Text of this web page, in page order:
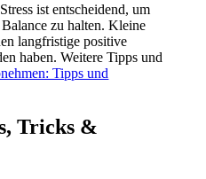
ist entscheidend, um
zu halten. Kleine
langfristige positive
haben. Weitere Tipps und
Tipps und
Tricks &